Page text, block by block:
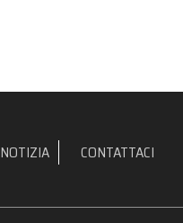
NOTIZIA CONTATTACI